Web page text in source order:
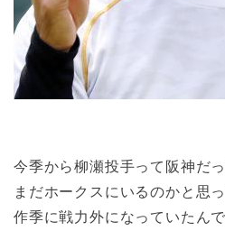
今季から柳瀬投手って阪神だ
まだホークスにいるのかと思
作季に戦力外になっていたんで